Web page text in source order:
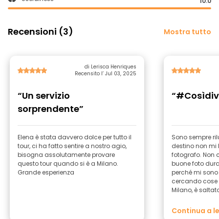
Recensioni (3) Mostra tutto
di Lerisca Henriques
Recensito l’ Jul 03, 2025
“Un servizio
sorprendente”
Elena è stata davvero dolce per tutto il
tour, ci ha fatto sentire a nostro agio,
bisogna assolutamente provare
questo tour quando si è a Milano.
Grande esperienza
Sono sempre
destino non
fotografo. Non
buone foto
perché mi
cercando
Milano, è
passeggiare
Continua a